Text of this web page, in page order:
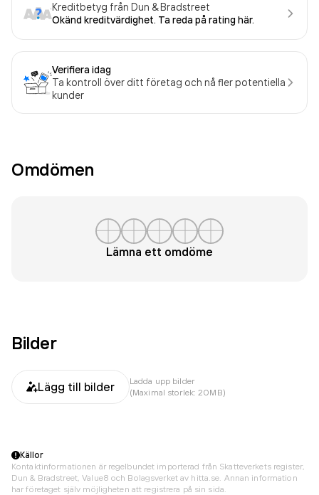
Kreditbetyg från Dun & Bradstreet
Okänd kreditvärdighet. Ta reda på rating här.
Verifiera idag
Ta kontroll över ditt företag och nå fler potentiella
kunder
Omdömen
Lämna ett omdöme
Bilder
Lägg till bilder
Ladda upp bilder
(Maximal storlek: 20MB)
Källor
Kontaktinformationen är regelbundet importerad från Skatteverkets register,
Dun & Bradstreet, Value8 och Bolagsverket av hitta.se. Annan information
har företaget själv möjligheten att registrera på sin sida.